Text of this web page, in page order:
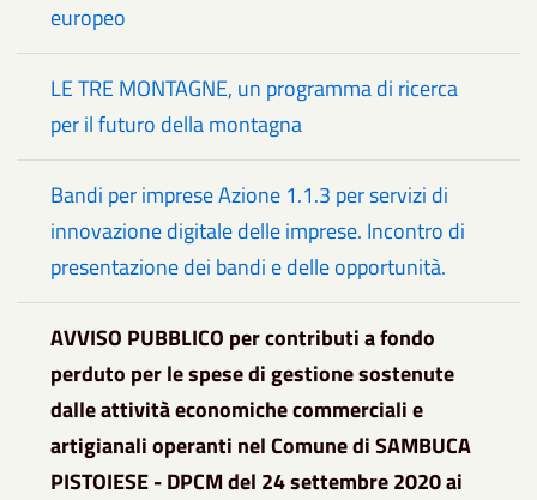
europeo
LE TRE MONTAGNE, un programma di ricerca
per il futuro della montagna
Bandi per imprese Azione 1.1.3 per servizi di
innovazione digitale delle imprese. Incontro di
presentazione dei bandi e delle opportunità.
AVVISO PUBBLICO per contributi a fondo
perduto per le spese di gestione sostenute
dalle attività economiche commerciali e
artigianali operanti nel Comune di SAMBUCA
PISTOIESE - DPCM del 24 settembre 2020 ai